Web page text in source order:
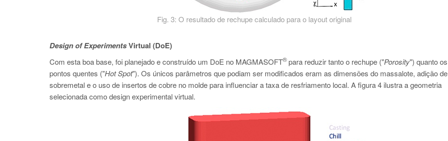
Fig. 3: O resultado de rechupe calculado para o layout original
Design of ExperimentsVirtual (DoE)
Com esta boa base, foi planejado e construído um DoE no MAGMASOFT
®para reduzir tanto o rechupe ("Porosity") quanto os
pontos quentes ("Hot Spot"). Os únicos parâmetros que podiam ser modificados eram as dimensões do massalote, adição de
sobremetal e o uso de insertos de cobre no molde para influenciar a taxa de resfriamento local. A figura 4 ilustra a geometria
selecionada como design experimental virtual.